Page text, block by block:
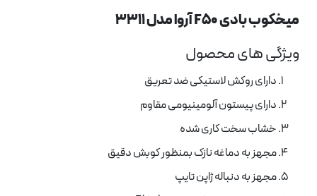
میخکوب بادی F50 آروا مدل 3311
ویژگی های محصول
دارای روکش لاستیکی ضد تعریق
دارای پیستون آلومینیومی مقاوم
خشاب سخت کاری شده
مجهز به دماغه نازک بمنظور کوبش دقیق
مجهز به دنباله ژاپن تایپ